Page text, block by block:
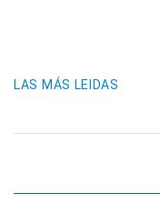
LAS MÁS LEIDAS